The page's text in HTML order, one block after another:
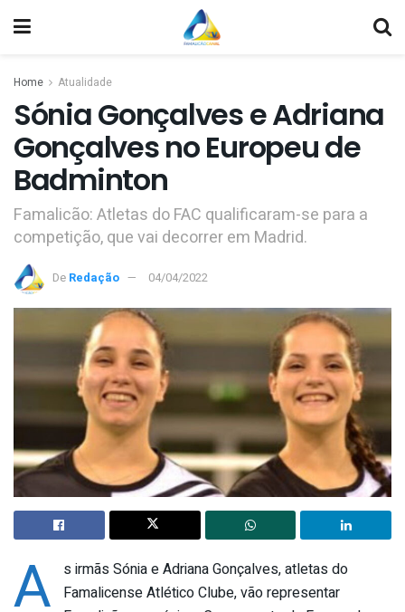
Home Atualidade
Sónia Gonçalves e Adriana
Gonçalves no Europeu de
Badminton
Famalicão: Atletas do FAC qualificaram-se para a
competição, que vai decorrer em Madrid.
De Redação 04/04/2022
A
s irmãs Sónia e Adriana Gonçalves, atletas do
Famalicense Atlético Clube, vão representar